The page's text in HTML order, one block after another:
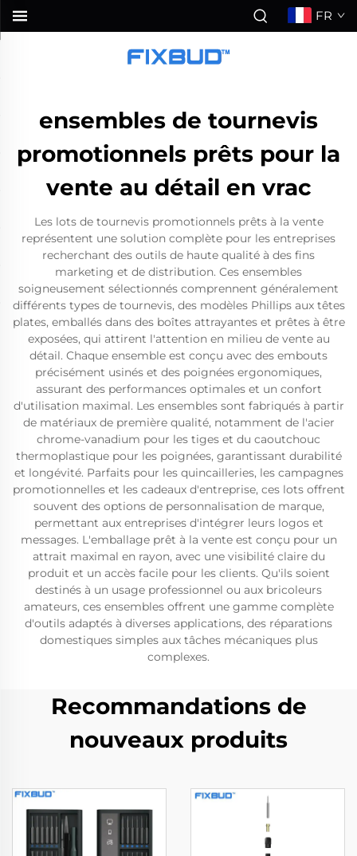
FR
ensembles de tournevis
promotionnels prêts pour la
vente au détail en vrac
Les lots de tournevis promotionnels prêts à la vente
représentent une solution complète pour les entreprises
recherchant des outils de haute qualité à des fins
marketing et de distribution. Ces ensembles
soigneusement sélectionnés comprennent généralement
différents types de tournevis, des modèles Phillips aux têtes
plates, emballés dans des boîtes attrayantes et prêtes à être
exposées, qui attirent l'attention en milieu de vente au
détail. Chaque ensemble est conçu avec des embouts
précisément usinés et des poignées ergonomiques,
assurant des performances optimales et un confort
d'utilisation maximal. Les ensembles sont fabriqués à partir
de matériaux de première qualité, notamment de l'acier
chrome-vanadium pour les tiges et du caoutchouc
thermoplastique pour les poignées, garantissant durabilité
et longévité. Parfaits pour les quincailleries, les campagnes
promotionnelles et les cadeaux d'entreprise, ces lots offrent
souvent des options de personnalisation de marque,
permettant aux entreprises d'intégrer leurs logos et
messages. L'emballage prêt à la vente est conçu pour un
attrait maximal en rayon, avec une visibilité claire du
produit et un accès facile pour les clients. Qu'ils soient
destinés à un usage professionnel ou aux bricoleurs
amateurs, ces ensembles offrent une gamme complète
d'outils adaptés à diverses applications, des réparations
domestiques simples aux tâches mécaniques plus
complexes.
Recommandations de
nouveaux produits